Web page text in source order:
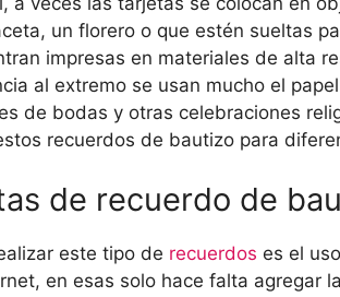
un florero o que estén sueltas
impresas en materiales de alta
al extremo se usan mucho el
de bodas y otras celebraciones
recuerdos de bautizo para
de recuerdo de
este tipo de recuerdos es el
en esas solo hace falta agregar